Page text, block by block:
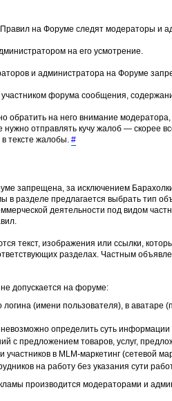
на Форуме следят модераторы и
на его усмотрение.
и администратора на Форуме
форума сообщения,
на него внимание
отправлять кучу жалоб — скорее
тексте жалобы. #
запрещена, за исключением
в разделе предлагается выбрать тип
деятельности под видом
текст, изображения или ссылки,
разделах. Частным
допускается на форуме:
логина (имени пользователя), в
определить суть информации
с предложением товаров, услуг,
в MLM-маркетинг (сетевой
на работу без указания сути
производится модераторами и